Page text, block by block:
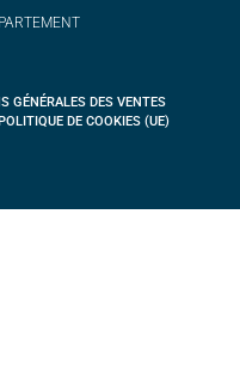
GÉNÉRALES DES VENTES
DE COOKIES (UE)